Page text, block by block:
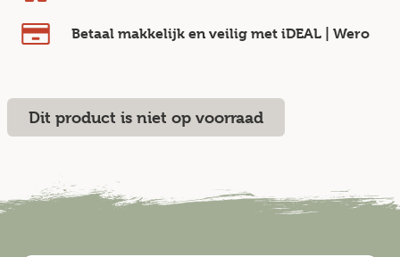
Betaal makkelijk en veilig met iDEAL | Wero
Dit product is niet op voorraad